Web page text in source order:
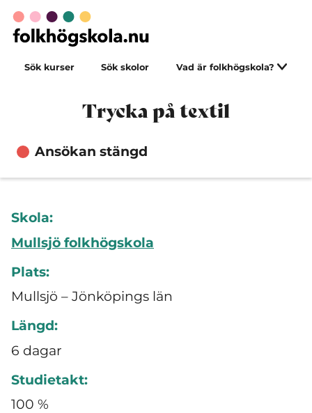
Sök kurser Sök skolor Vad är folkhögskola?
Trycka på textil
Ansökan stängd
Skola:
Mullsjö folkhögskola
Plats:
Mullsjö – Jönköpings län
Längd:
6 dagar
Studietakt:
100 %